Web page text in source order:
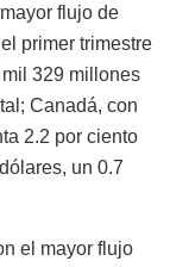
flujo de
primer trimestre
329 millones
Canadá, con
2.2 por ciento
un 0.7
el mayor flujo